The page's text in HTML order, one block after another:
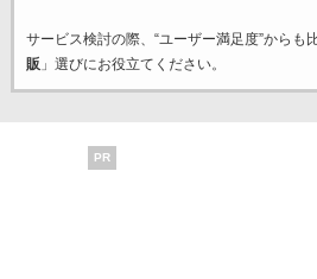
サービス検討の際、“ユーザー満足度”からも
販 」選びにお役立てください。
PR